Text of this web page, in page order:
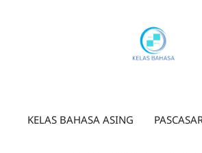
KELAS BAHASA ASING